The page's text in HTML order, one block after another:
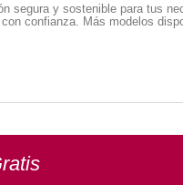
segura y sostenible para tus
confianza. Más modelos